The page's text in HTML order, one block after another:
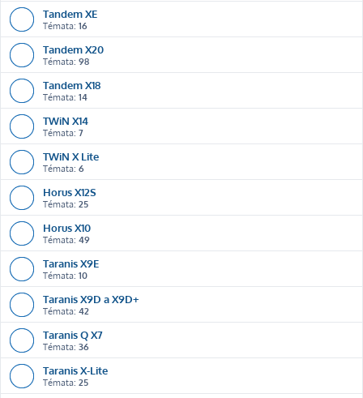
Tandem XE
Témata: 16
Tandem X20
Témata: 98
Tandem X18
Témata: 14
TWiN X14
Témata: 7
TWiN X Lite
Témata: 6
Horus X12S
Témata: 25
Horus X10
Témata: 49
Taranis X9E
Témata: 10
Taranis X9D a X9D+
Témata: 42
Taranis Q X7
Témata: 36
Taranis X-Lite
Témata: 25